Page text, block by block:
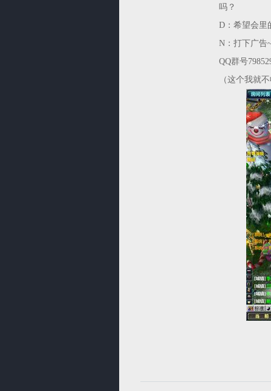
吗？
D：希望会里
N：打下广告
QQ群号
（这个我就